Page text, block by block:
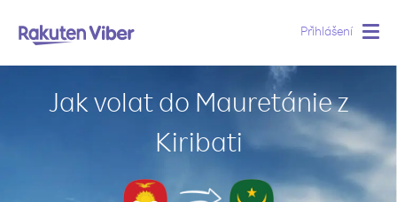
Přihlášení
Jak volat do Mauretánie z
Kiribati